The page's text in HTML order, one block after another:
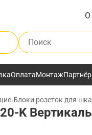
О
Поиск по каталогу
ОплатаМонтаж
›Блоки розеток для
K